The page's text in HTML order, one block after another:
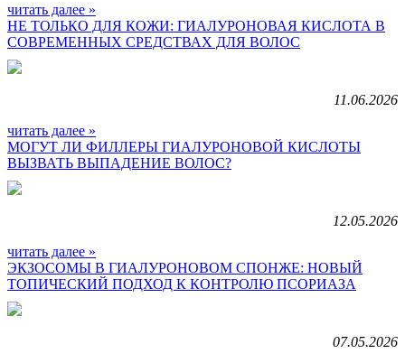
читать далее »
НЕ ТОЛЬКО ДЛЯ КОЖИ: ГИАЛУРОНОВАЯ КИСЛОТА В
СОВРЕМЕННЫХ СРЕДСТВАХ ДЛЯ ВОЛОС
11.06.2026
читать далее »
МОГУТ ЛИ ФИЛЛЕРЫ ГИАЛУРОНОВОЙ КИСЛОТЫ
ВЫЗВАТЬ ВЫПАДЕНИЕ ВОЛОС?
12.05.2026
читать далее »
ЭКЗОСОМЫ В ГИАЛУРОНОВОМ СПОНЖЕ: НОВЫЙ
ТОПИЧЕСКИЙ ПОДХОД К КОНТРОЛЮ ПСОРИАЗА
07.05.2026